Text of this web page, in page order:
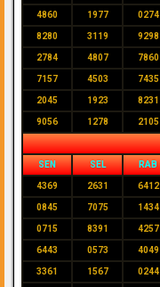
4860 1977 0274
8280 3119 9298
2784 4807 7860
7157 4503 7435
2045 1923 8231
9056 1278 2105
SEN SEL RAB
4369 2631 6412
0845 7075 1434
0715 8391 4257
6443 0573 4049
3361 1567 0244